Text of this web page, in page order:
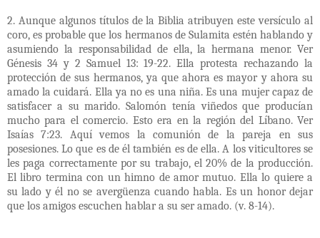
2. Aunque algunos títulos de la Biblia atribuyen este versículo al
coro, es probable que los hermanos de Sulamita estén hablando y
asumiendo la responsabilidad de ella, la hermana menor. Ver
Génesis 34 y 2 Samuel 13: 19-22. Ella protesta rechazando la
protección de sus hermanos, ya que ahora es mayor y ahora su
amado la cuidará. Ella ya no es una niña. Es una mujer capaz de
satisfacer a su marido. Salomón tenía viñedos que producían
mucho para el comercio. Esto era en la región del Líbano. Ver
Isaías 7:23. Aquí vemos la comunión de la pareja en sus
posesiones. Lo que es de él también es de ella. A los viticultores se
les paga correctamente por su trabajo, el 20% de la producción.
El libro termina con un himno de amor mutuo. Ella lo quiere a
su lado y él no se avergüenza cuando habla. Es un honor dejar
que los amigos escuchen hablar a su ser amado. (v. 8-14).